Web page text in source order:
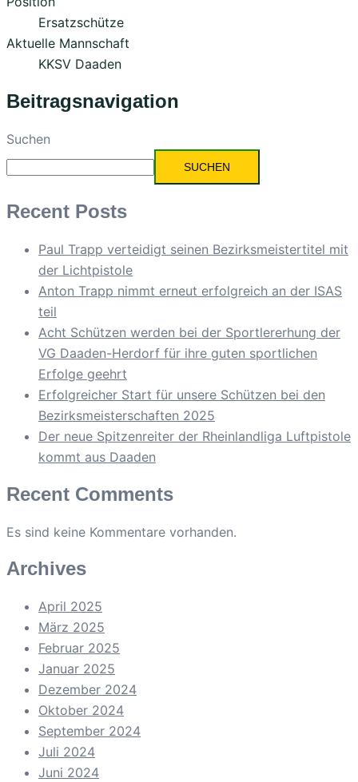
Ersatzschütze
Aktuelle Mannschaft
KKSV Daaden
Beitragsnavigation
Suchen
SUCHEN
Recent Posts
Paul Trapp verteidigt seinen Bezirksmeistertitel mit
der Lichtpistole
Anton Trapp nimmt erneut erfolgreich an der ISAS
teil
Acht Schützen werden bei der Sportlererhung der
VG Daaden-Herdorf für ihre guten sportlichen
Erfolge geehrt
Erfolgreicher Start für unsere Schützen bei den
Bezirksmeisterschaften 2025
Der neue Spitzenreiter der Rheinlandliga Luftpistole
kommt aus Daaden
Recent Comments
Es sind keine Kommentare vorhanden.
Archives
April 2025
März 2025
Februar 2025
Januar 2025
Dezember 2024
Oktober 2024
September 2024
Juli 2024
Juni 2024